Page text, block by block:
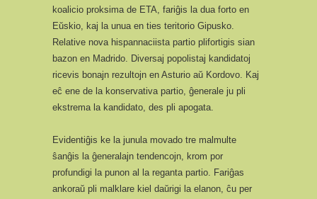
koalicio proksima de ETA, fariĝis la dua forto en
Eŭskio, kaj la unua en ties teritorio Gipusko.
Relative nova hispannaciista partio plifortigis sian
bazon en Madrido. Diversaj popolistaj kandidatoj
ricevis bonajn rezultojn en Asturio aŭ Kordovo. Kaj
eĉ ene de la konservativa partio, ĝenerale ju pli
ekstrema la kandidato, des pli apogata.
Evidentiĝis ke la junula movado tre malmulte
ŝanĝis la ĝeneralajn tendencojn, krom por
profundigi la punon al la reganta partio. Fariĝas
ankoraŭ pli malklare kiel daŭrigi la elanon, ĉu per